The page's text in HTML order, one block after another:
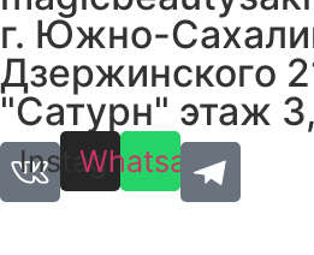
г. Южно-
Дзержинского
"Сатурн" этаж
Instagram
Whatsapp